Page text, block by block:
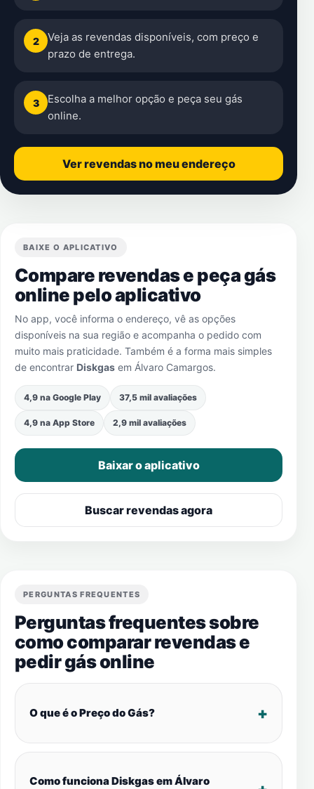
2
Veja as revendas disponíveis, com preço e
prazo de entrega.
3
Escolha a melhor opção e peça seu gás
online.
Ver revendas no meu endereço
BAIXE O APLICATIVO
Compare revendas e peça gás
online pelo aplicativo
No app, você informa o endereço, vê as opções
disponíveis na sua região e acompanha o pedido com
muito mais praticidade. Também é a forma mais simples
de encontrar Diskgas em Álvaro Camargos.
4,9 na Google Play 37,5 mil avaliações
4,9 na App Store 2,9 mil avaliações
Baixar o aplicativo
Buscar revendas agora
PERGUNTAS FREQUENTES
Perguntas frequentes sobre
como comparar revendas e
pedir gás online
O que é o Preço do Gás?
Como funciona Diskgas em Álvaro